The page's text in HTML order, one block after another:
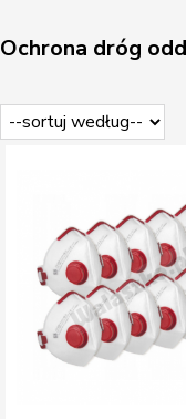
Ochrona dróg